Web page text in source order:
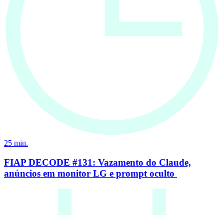
25 min.
FIAP DECODE #131: Vazamento do Claude,
anúncios em monitor LG e prompt oculto